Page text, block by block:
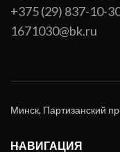
+375 (29) 837-10-
1671030@bk.ru
Минск, Партизанский
НАВИГАЦИЯ